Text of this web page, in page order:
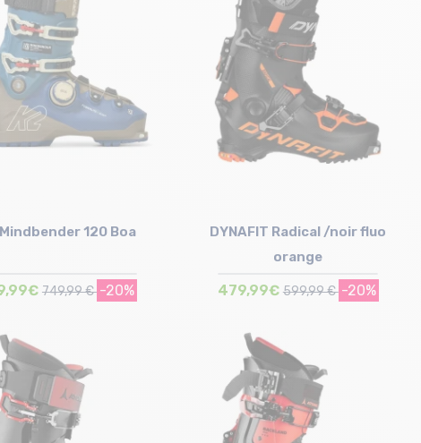
Taille en stock
29/29.5 cm
120 Boa
749,99 € -20%
Taille en stock
25 cm | 25.5 cm | 26.5 cm | 28 cm
29 cm | 29.5 cm
DYNAFIT Radical /noir fluo
orange
479,99€ 599,99 € -20%